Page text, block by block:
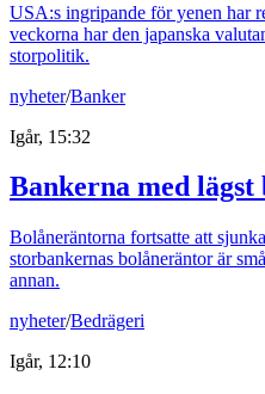
USA:s ingripande för yenen har
veckorna har den japanska
storpolitik.
nyheter/Banker
Igår, 15:32
Bankerna med lägst
Bolåneräntorna fortsatte att
storbankernas bolåneräntor är
annan.
nyheter/Bedrägeri
Igår, 12:10